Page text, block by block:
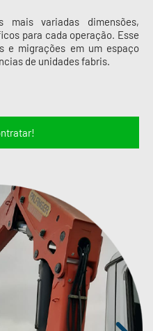
mais variadas dimensões,
para cada operação. Esse
e migrações em um espaço
de unidades fabris.